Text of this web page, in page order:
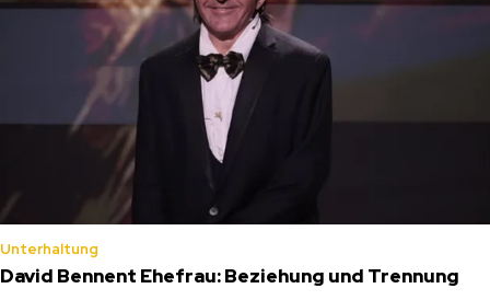
Unterhaltung
David Bennent Ehefrau: Beziehung und Trennung